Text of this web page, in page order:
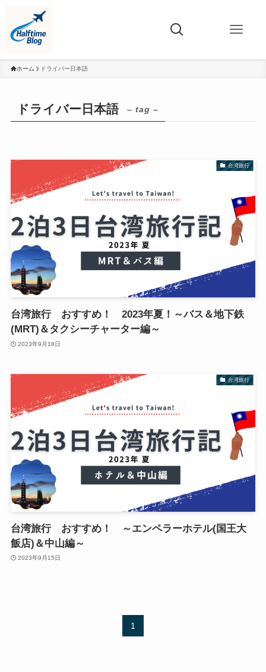
ホーム ドライバー日本語
ドライバー日本語 – tag –
台湾旅行
台湾旅行 おすすめ！ 2023年夏！～バス＆地下鉄
(MRT)＆タクシーチャーター編～
2023年9月18日
台湾旅行
台湾旅行 おすすめ！ ～エンペラーホテル(国王大
飯店)＆中山編～
2023年9月15日
1